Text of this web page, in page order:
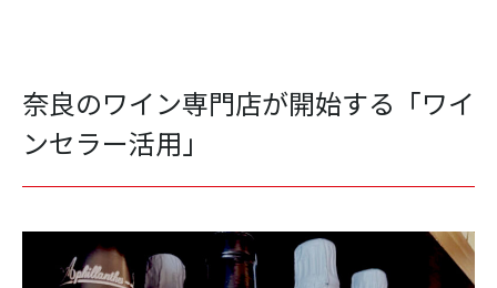
奈良のワイン専門店が開始する「ワイ
ンセラー活用」